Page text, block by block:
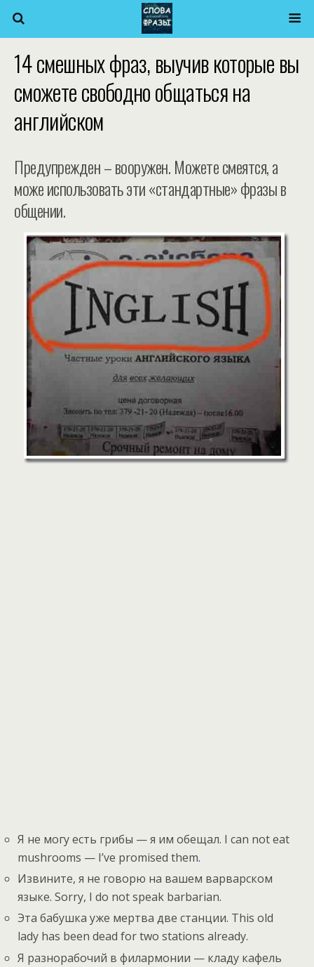
14 смешных фраз, выучив которые вы
сможете свободно общаться на
английском
Предупрежден – вооружен. Можете смеятся, а
може использовать эти «стандартные» фразы в
общении.
Я не могу есть грибы — я им обещал. I can not eat
mushrooms — I’ve promised them.
Извините, я не говорю на вашем варварском
языке. Sorry, I do not speak barbarian.
Эта бабушка уже мертва две станции. This old
lady has been dead for two stations already.
Я разнорабочий в филармонии — кладу кафель